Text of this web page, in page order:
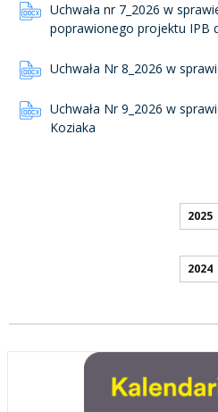
Uchwała nr 7_2026 w
poprawionego projektu IPB
Uchwała Nr 8_2026 w
Uchwała Nr 9_2026 w
Koziaka
2025
2024